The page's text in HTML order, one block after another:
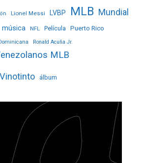
Lionel Messi LVBP MLB Mundial
música NFL Película Puerto Rico
Ronald Acuña Jr.
MLB
Vinotinto álbum